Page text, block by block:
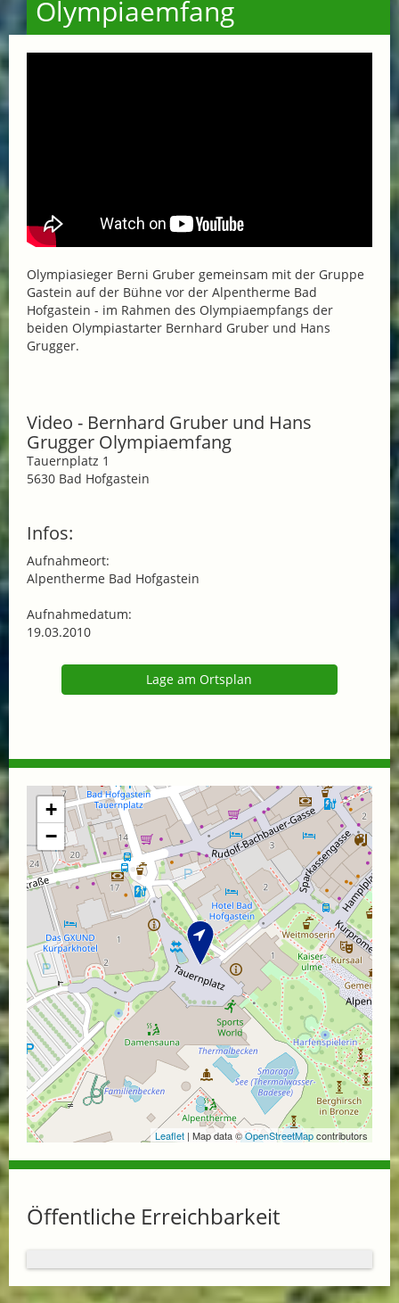
Olympiaemfang
Olympiasieger Berni Gruber gemeinsam mit der Gruppe
Gastein auf der Bühne vor der Alpentherme Bad
Hofgastein - im Rahmen des Olympiaempfangs der
beiden Olympiastarter Bernhard Gruber und Hans
Grugger.
Video - Bernhard Gruber und Hans
Grugger Olympiaemfang
Tauernplatz 1
5630 Bad Hofgastein
Infos:
Aufnahmeort:
Alpentherme Bad Hofgastein
Aufnahmedatum:
19.03.2010
Lage am Ortsplan
+
−
Leaflet | Map data ©OpenStreetMapcontributors
Öffentliche Erreichbarkeit